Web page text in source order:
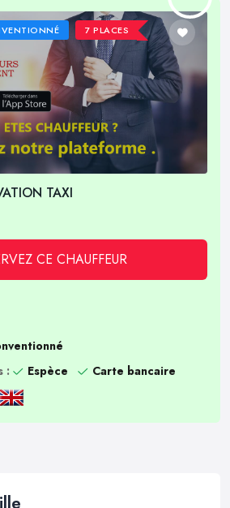
7 PLACES
TAXI
CE CHAUFFEUR
:
Espèce
Carte bancaire